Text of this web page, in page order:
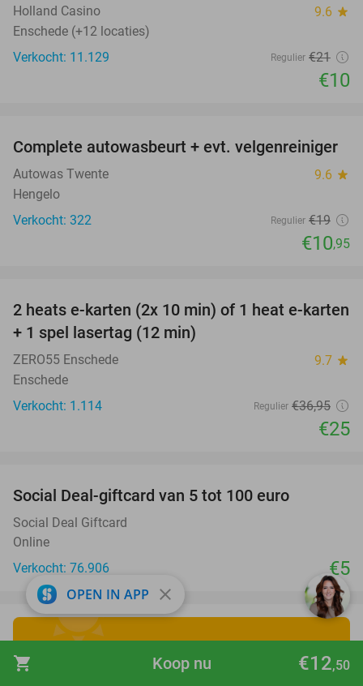
shopping_cart €12,50
Koop nu
Holland Casino 9.6 star
Enschede (+12 locaties)
Verkocht: 11.129
Regulier €21
€10
42%
Complete autowasbeurt + evt. velgenreiniger
Autowas Twente 9.6 star
Hengelo
Verkocht: 322
Regulier €19
€10,95
32%
2 heats e-karten (2x 10 min) of 1 heat e-karten
+ 1 spel lasertag (12 min)
ZERO55 Enschede 9.7 star
Enschede
Verkocht: 1.114
Regulier €36,95
€25
Social Deal-giftcard van 5 tot 100 euro
Social Deal Giftcard
Online
Verkocht: 76.906
€5
Ontdek de leukste
OPEN IN APP close